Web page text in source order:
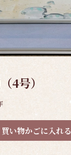
4号）
買い物かごに入れる